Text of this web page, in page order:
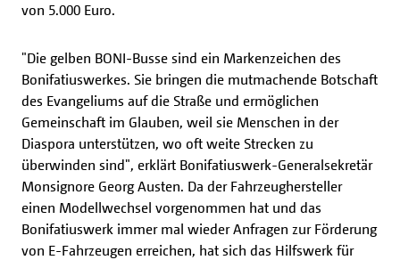
von 5.000 Euro.
"Die gelben BONI-Busse sind ein Markenzeichen des
Bonifatiuswerkes. Sie bringen die mutmachende Botschaft
des Evangeliums auf die Straße und ermöglichen
Gemeinschaft im Glauben, weil sie Menschen in der
Diaspora unterstützen, wo oft weite Strecken zu
überwinden sind", erklärt Bonifatiuswerk-Generalsekretär
Monsignore Georg Austen. Da der Fahrzeughersteller
einen Modellwechsel vorgenommen hat und das
Bonifatiuswerk immer mal wieder Anfragen zur Förderung
von E-Fahrzeugen erreichen, hat sich das Hilfswerk für